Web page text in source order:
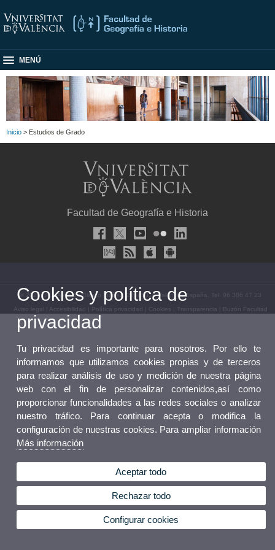
MENÚ
Inicio > Estudios de Grado
Facultad de Geografía e Historia
© 2026 UV. - Avenida Blasco Ibáñez, 28. 46010 Valencia. España. Tel. 96 386 47 23
Aviso legal Accesibilidad Política privacidad Cookies Transparencia Buzón Facultad
Cookies y política de
privacidad
Tu privacidad es importante para nosotros. Por ello te
informamos que utilizamos cookies propias y de terceros
para realizar análisis de uso y medición de nuestra página
web con el fin de personalizar contenidos,así como
proporcionar funcionalidades a las redes sociales o analizar
nuestro tráfico. Para continuar acepta o modifica la
configuración de nuestras cookies. Para ampliar información
Más información
Aceptar todo
Rechazar todo
Configurar cookies